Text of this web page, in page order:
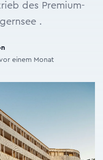
des Premium-
.
einem Monat